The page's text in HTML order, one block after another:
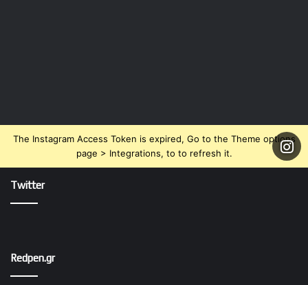
The Instagram Access Token is expired, Go to the Theme options
page > Integrations, to to refresh it.
Twitter
Redpen.gr